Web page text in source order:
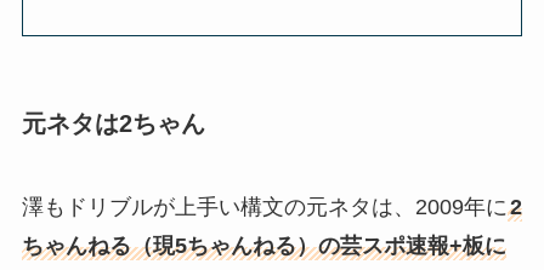
元ネタは2ちゃん
澤もドリブルが上手い構文の元ネタは、2009年に2
ちゃんねる（現5ちゃんねる）の芸スポ速報+板に